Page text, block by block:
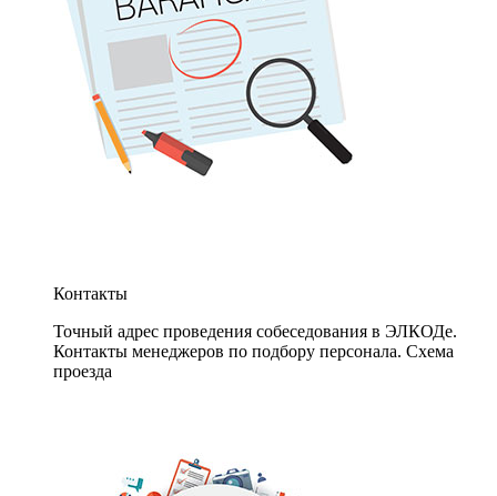
Контакты
Точный адрес проведения собеседования в ЭЛКОДе.
Контакты менеджеров по подбору персонала. Схема
проезда